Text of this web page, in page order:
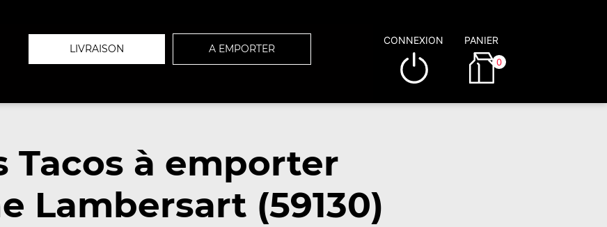
LIVRAISON A EMPORTER
CONNEXION PANIER
0
Tacos à emporter
Lambersart (59130)